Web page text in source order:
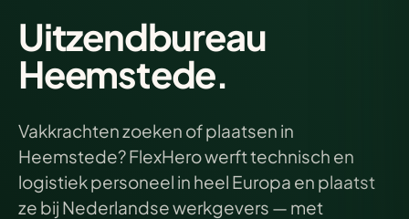
Uitzendbureau
Heemstede.
Vakkrachten zoeken of plaatsen in
Heemstede? FlexHero werft technisch en
logistiek personeel in heel Europa en plaatst
ze bij Nederlandse werkgevers — met